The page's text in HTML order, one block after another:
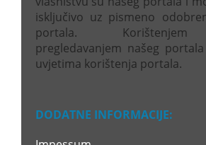
isključivo uz pismeno
portala.
pregledavanjem našeg
uvjetima korištenja portala.
DODATNE INFORMACIJE: